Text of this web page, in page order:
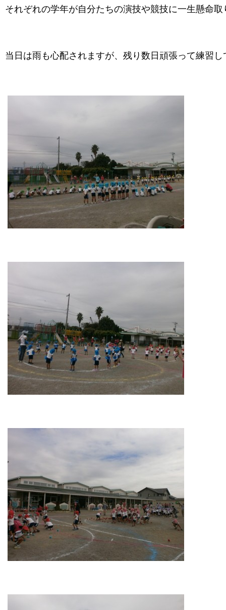
それぞれの学年が自分たちの演技や競技に一生懸命
当日は雨も心配されますが、残り数日頑張って練習